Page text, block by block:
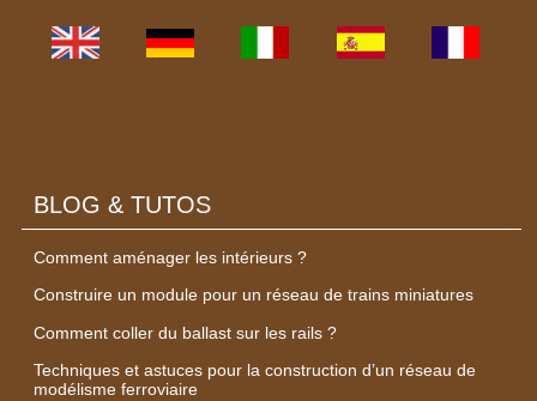
BLOG & TUTOS
Comment aménager les intérieurs ?
Construire un module pour un réseau de trains miniatures
Comment coller du ballast sur les rails ?
Techniques et astuces pour la construction d’un réseau de
modélisme ferroviaire